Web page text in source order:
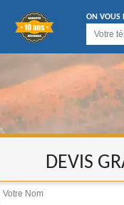
ON VOUS
DEVIS